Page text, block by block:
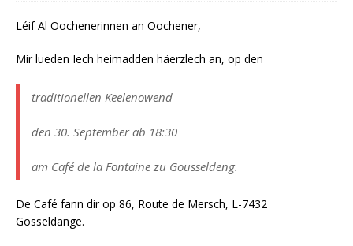
Léif Al Oochenerinnen an Oochener,
Mir lueden Iech heimadden häerzlech an, op den
traditionellen Keelenowend
den 30. September ab 18:30
am Café de la Fontaine zu Gousseldeng.
De Café fann dir op 86, Route de Mersch, L-7432
Gosseldange.